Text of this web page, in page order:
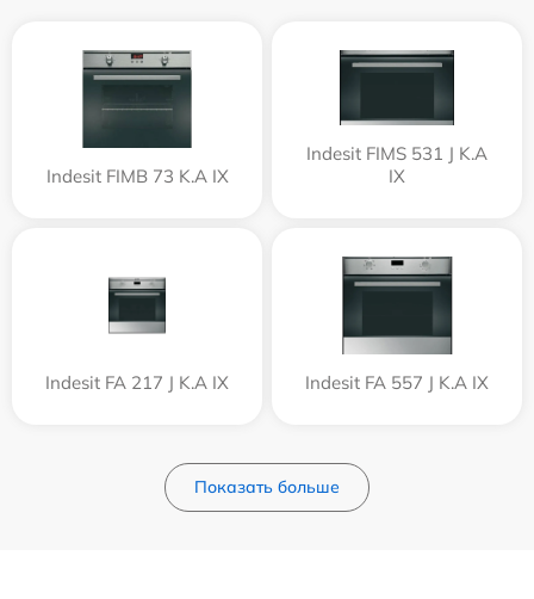
Indesit FIMB 73 K.A IX
Indesit FIMS 531 J K.A
IX
Indesit FA 217 J K.A IX Indesit FA 557 J K.A IX
Показать больше